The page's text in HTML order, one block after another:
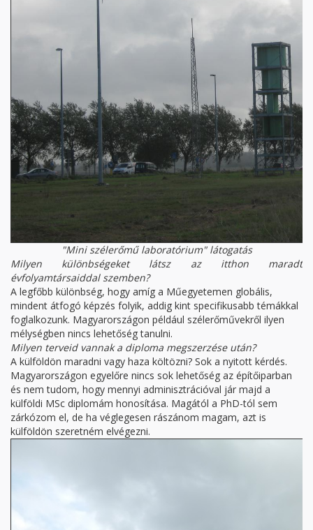
"Mini szélerőmű laboratórium" látogatás
Milyen különbségeket látsz az itthon maradt
évfolyamtársaiddal szemben?
A legfőbb különbség, hogy amíg a Műegyetemen globális,
mindent átfogó képzés folyik, addig kint specifikusabb témákkal
foglalkozunk. Magyarországon például szélerőművekről ilyen
mélységben nincs lehetőség tanulni.
Milyen terveid vannak a diploma megszerzése után?
A külföldön maradni vagy haza költözni? Sok a nyitott kérdés.
Magyarországon egyelőre nincs sok lehetőség az építőiparban
és nem tudom, hogy mennyi adminisztrációval jár majd a
külföldi MSc diplomám honosítása. Magától a PhD-tól sem
zárkózom el, de ha véglegesen rászánom magam, azt is
külföldön szeretném elvégezni.